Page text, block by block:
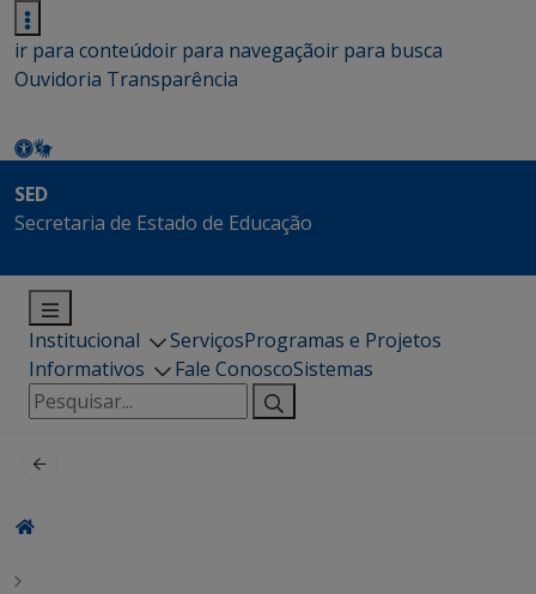
ir para conteúdoir para navegaçãoir para busca
Ouvidoria Transparência
SED
Secretaria de Estado de Educação
Institucional ServiçosProgramas e Projetos
Informativos
Fale ConoscoSistemas
Pesquisar
por: